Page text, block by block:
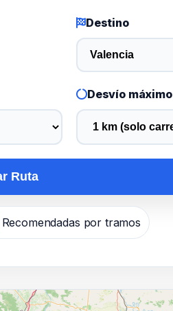
Destino
Desvío máximo
Ruta
Recomendadas por tramos